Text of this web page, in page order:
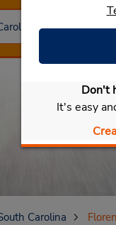
Don't
It's easy
Carolina